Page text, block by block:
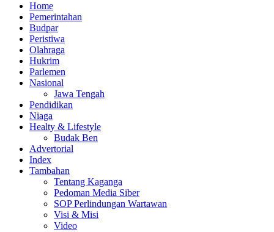
Home
Pemerintahan
Budpar
Peristiwa
Olahraga
Hukrim
Parlemen
Nasional
Jawa Tengah
Pendidikan
Niaga
Healty & Lifestyle
Budak Ben
Advertorial
Index
Tambahan
Tentang Kaganga
Pedoman Media Siber
SOP Perlindungan Wartawan
Visi & Misi
Video